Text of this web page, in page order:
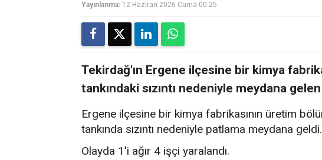
Yayınlanma: 12 Haziran 2026 Cuma 00:25
Tekirdağ'ın Ergene ilçesine bir kimya
tankındaki sızıntı nedeniyle meydana
Ergene ilçesine bir kimya fabrikasının üretim
tankında sızıntı nedeniyle patlama meydana geldi.
Olayda 1'i ağır 4 işçi yaralandı.